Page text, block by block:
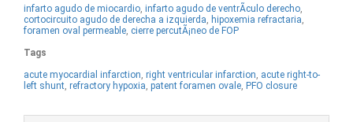
infarto agudo de miocardio, infarto agudo de ventrÃ­culo derecho,
cortocircuito agudo de derecha a izquierda, hipoxemia refractaria,
foramen oval permeable, cierre percutÃ¡neo de FOP
Tags
acute myocardial infarction, right ventricular infarction, acute right-to-
left shunt, refractory hypoxia, patent foramen ovale, PFO closure